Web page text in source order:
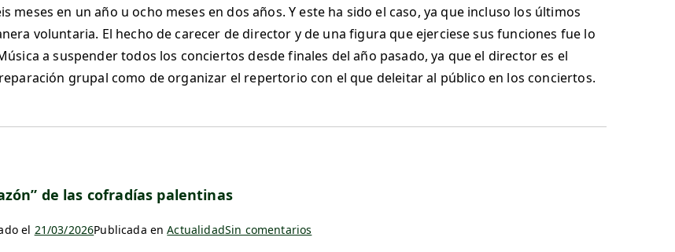
meses en un año u ocho meses en dos años. Y este ha sido el caso, ya que incluso los últimos
voluntaria. El hecho de carecer de director y de una figura que ejerciese sus funciones fue lo
a suspender todos los conciertos desde finales del año pasado, ya que el director es el
grupal como de organizar el repertorio con el que deleitar al público en los conciertos.
de las cofradías palentinas
el 21/03/2026Publicada enActualidadSin comentarios